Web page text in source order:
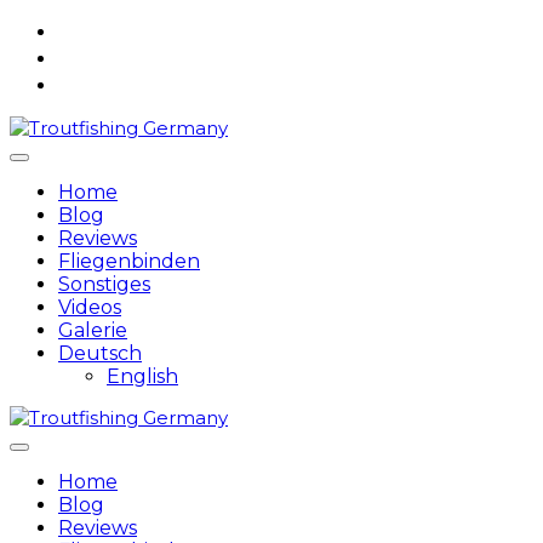
Skip
Home
Blog
Reviews
Fliegenbinden
Sonstiges
Videos
Galerie
Deutsch
English
Home
Blog
Reviews